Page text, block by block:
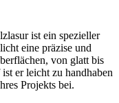
ist ein spezieller
eine präzise und
von glatt bis
er leicht zu handhaben
Projekts bei.